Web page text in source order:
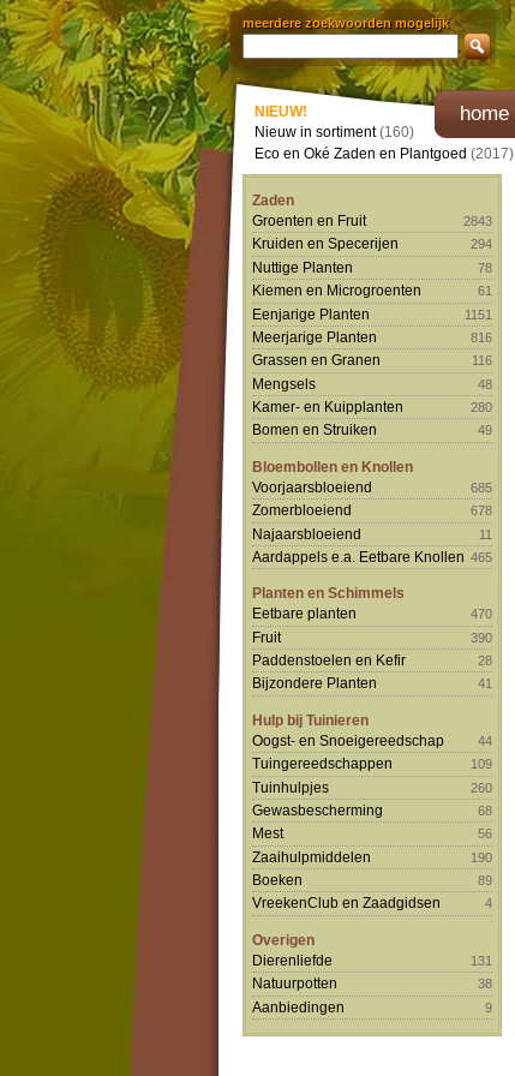
meerdere zoekwoorden mogelijk
home
NIEUW!
Nieuw in sortiment(160)
Eco en Oké Zaden en Plantgoed (2017)
Zaden
Groenten en Fruit
2843
Kruiden en Specerijen 294
Nuttige Planten 78
Kiemen en Microgroenten 61
Eenjarige Planten 1151
Meerjarige Planten 816
Grassen en Granen 116
Mengsels 48
Kamer- en Kuipplanten 280
Bomen en Struiken 49
Bloembollen en Knollen
Voorjaarsbloeiend
685
Zomerbloeiend 678
Najaarsbloeiend 11
Aardappels e.a. Eetbare Knollen 465
Planten en Schimmels
Eetbare planten
470
Fruit 390
Paddenstoelen en Kefir 28
Bijzondere Planten 41
Hulp bij Tuinieren
Oogst- en Snoeigereedschap
44
Tuingereedschappen 109
Tuinhulpjes 260
Gewasbescherming 68
Mest 56
Zaaihulpmiddelen 190
Boeken 89
VreekenClub en Zaadgidsen 4
Overigen
Dierenliefde
131
Natuurpotten 38
Aanbiedingen 9